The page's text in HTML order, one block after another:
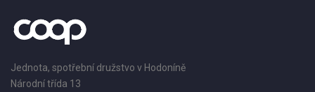
Jednota, spotřební družstvo v Hodoníně
Národní třída 13